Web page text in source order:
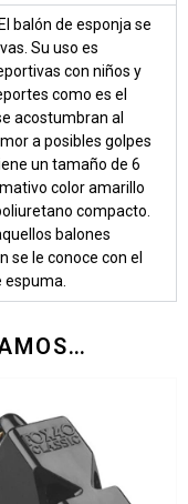
El balón de esponja se
Su uso es
con niños y
como es el
acostumbran al
a posibles golpes
un tamaño de 6
color amarillo
compacto.
balones
se le conoce con el
espuma.